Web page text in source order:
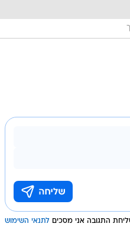
התגובה אני מסכים לתנאי השימוש